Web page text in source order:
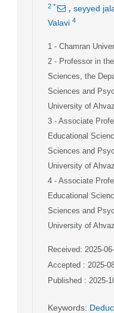
2 * , seyyed
Valavi 4
1 - Chamran
2 - Professor in
Sciences, the
Sciences and
University of
3 - Associate
Educational
Sciences and
University of
4 - Associate
Educational
Sciences and
University of
Received: 2025-
Accepted : 2025-
Published : 2025-
Keywords: